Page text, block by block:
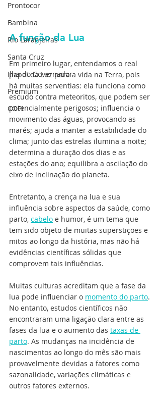
Prontocor
Bambina
Rio Laranjeiras
Santa Cruz
Ilha do Governador
Premium
COPI
A função da Lua
Em primeiro lugar, entendamos o real
papel da Luz para a vida na Terra, pois
há muitas serventias: ela funciona como
escudo contra meteoritos, que podem ser
potencialmente perigosos; influencia o
movimento das águas, provocando as
marés; ajuda a manter a estabilidade do
clima; junto das estrelas ilumina a noite;
determina a duração dos dias e as
estações do ano; equilibra a oscilação do
eixo de inclinação do planeta.
Entretanto, a crença na lua e sua
influência sobre aspectos da saúde, como
parto, cabelo e humor, é um tema que
tem sido objeto de muitas superstições e
mitos ao longo da história, mas não há
evidências científicas sólidas que
comprovem tais influências.
Muitas culturas acreditam que a fase da
lua pode influenciar o momento do parto.
No entanto, estudos científicos não
encontraram uma ligação clara entre as
fases da lua e o aumento das taxas de
parto. As mudanças na incidência de
nascimentos ao longo do mês são mais
provavelmente devidas a fatores como
sazonalidade, variações climáticas e
outros fatores externos.